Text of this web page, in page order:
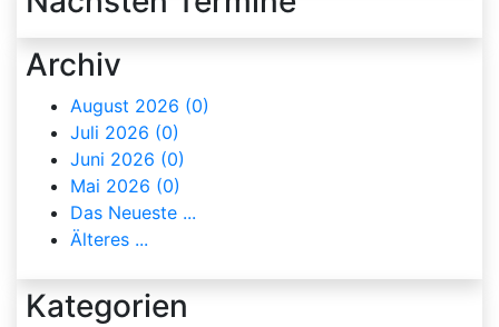
Archiv
August 2026 (0)
Juli 2026 (0)
Juni 2026 (0)
Mai 2026 (0)
Das Neueste ...
Älteres ...
Kategorien